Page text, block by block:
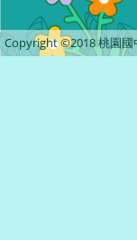
Copyright ©2018 桃園國